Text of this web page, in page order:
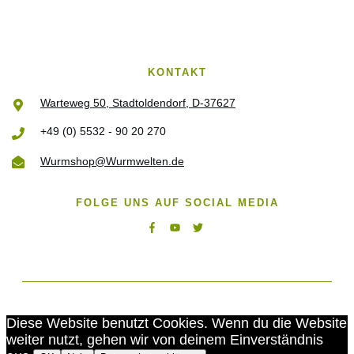
KONTAKT
Warteweg 50, Stadtoldendorf, D-37627
+49 (0) 5532 - 90 20 270
Wurmshop@Wurmwelten.de
FOLGE UNS AUF SOCIAL MEDIA
Diese Website benutzt Cookies. Wenn du die Website
weiter nutzt, gehen wir von deinem Einverständnis